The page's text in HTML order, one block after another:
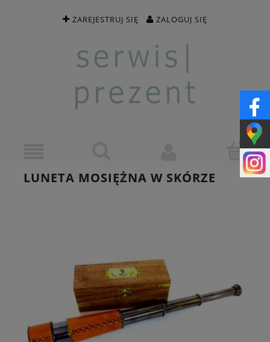
ZAREJESTRUJ SIĘ ZALOGUJ SIĘ
LUNETA MOSIĘŻNA W SKÓRZE